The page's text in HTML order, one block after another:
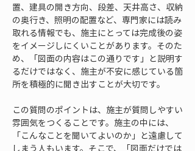
置、建具の開き方向、段差、天井高さ、収納
の奥行き、照明の配置など、専門家には読み
取れる情報でも、施主にとっては完成後の姿
をイメージしにくいことがあります。そのた
め、「図面の内容はこの通りです」と説明す
るだけではなく、施主が不安に感じている箇
所を積極的に聞き出すことが大切です。
この質問のポイントは、施主が質問しやすい
雰囲気をつくることです。施主の中には、
「こんなことを聞いてよいのか」と遠慮して
しまう人もいます。そこで、「図面だけでは